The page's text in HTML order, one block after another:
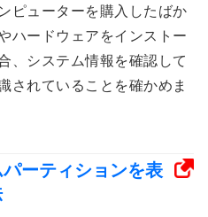
a
t
i
o
ピューターを購入したばか
ハードウェアをインストー
、システム情報を確認して
されていることを確かめま
ーティションを表